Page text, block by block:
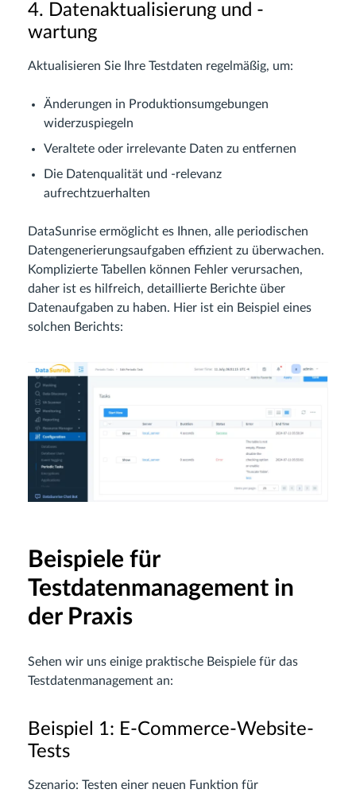
4. Datenaktualisierung und -
wartung
Aktualisieren Sie Ihre Testdaten regelmäßig, um:
Änderungen in Produktionsumgebungen
widerzuspiegeln
Veraltete oder irrelevante Daten zu entfernen
Die Datenqualität und -relevanz
aufrechtzuerhalten
DataSunrise ermöglicht es Ihnen, alle periodischen
Datengenerierungsaufgaben effizient zu überwachen.
Komplizierte Tabellen können Fehler verursachen,
daher ist es hilfreich, detaillierte Berichte über
Datenaufgaben zu haben. Hier ist ein Beispiel eines
solchen Berichts:
Beispiele für
Testdatenmanagement in
der Praxis
Sehen wir uns einige praktische Beispiele für das
Testdatenmanagement an:
Beispiel 1: E-Commerce-Website-
Tests
Szenario: Testen einer neuen Funktion für